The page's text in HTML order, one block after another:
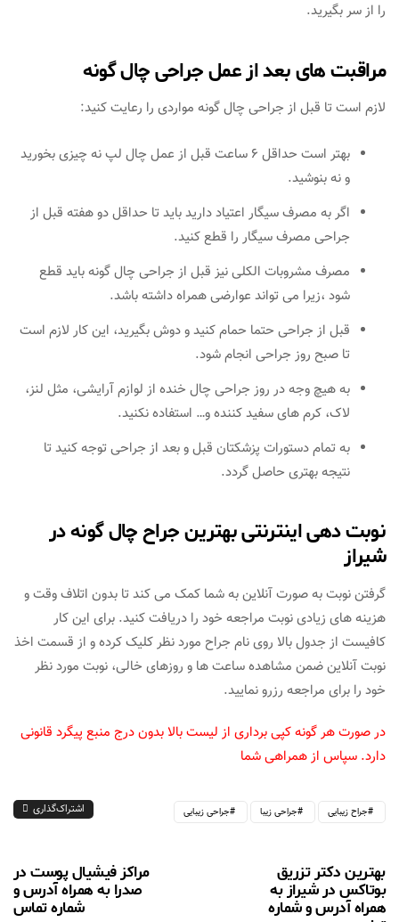
را از سر بگیرید.
مراقبت های بعد از عمل جراحی چال گونه
لازم است تا قبل از جراحی چال گونه مواردی را رعایت کنید:
بهتر است حداقل 6 ساعت قبل از عمل چال لپ نه چیزی بخورید
و نه بنوشید.
اگر به مصرف سیگار اعتیاد دارید باید تا حداقل دو هفته قبل از
جراحی مصرف سیگار را قطع کنید.
مصرف مشروبات الکلی نیز قبل از جراحی چال گونه باید قطع
شود ،زیرا می تواند عوارضی همراه داشته باشد.
قبل از جراحی حتما حمام کنید و دوش بگیرید، این کار لازم است
تا صبح روز جراحی انجام شود.
به هیچ وجه در روز جراحی چال خنده از لوازم آرایشی، مثل لنز،
لاک، کرم های سفید کننده و… استفاده نکنید.
به تمام دستورات پزشکتان قبل و بعد از جراحی توجه کنید تا
نتیجه بهتری حاصل گردد.
نوبت دهی اینترنتی بهترین جراح چال گونه در
شیراز
گرفتن نوبت به صورت آنلاین به شما کمک می کند تا بدون اتلاف وقت و
هزینه های زیادی نوبت مراجعه خود را دریافت کنید. برای این کار
کافیست از جدول بالا روی نام جراح مورد نظر کلیک کرده و از قسمت اخذ
نوبت آنلاین ضمن مشاهده ساعت ها و روزهای خالی، نوبت مورد نظر
خود را برای مراجعه رزرو نمایید.
در صورت هر گونه کپی برداری از لیست بالا بدون درج منبع پیگرد قانونی
دارد. سپاس از همراهی شما
جراح زیبایی جراحی زیبا جراحی زیبایی اشتراک‌گذاری
مراکز فیشیال پوست در
صدرا به همراه آدرس و
شماره تماس
بهترین دکتر تزریق
بوتاکس در شیراز به
همراه آدرس و شماره